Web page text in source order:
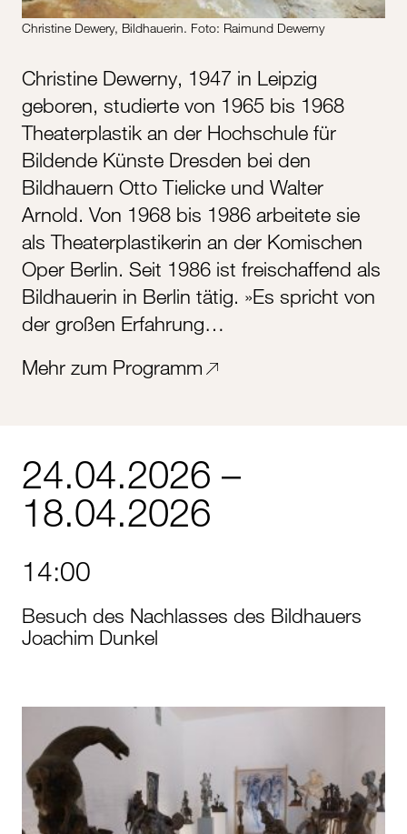
Christine Dewery, Bildhauerin. Foto: Raimund Dewerny
Christine Dewerny, 1947 in Leipzig
geboren, studierte von 1965 bis 1968
Theaterplastik an der Hochschule für
Bildende Künste Dresden bei den
Bildhauern Otto Tielicke und Walter
Arnold. Von 1968 bis 1986 arbeitete sie
als Theaterplastikerin an der Komischen
Oper Berlin. Seit 1986 ist freischaffend als
Bildhauerin in Berlin tätig. »Es spricht von
der großen Erfahrung…
Mehr zum Programm
24.04.2026 –
18.04.2026
14:00
Besuch des Nachlasses des Bildhauers
Joachim Dunkel